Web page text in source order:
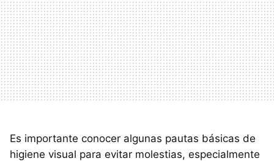
Es importante conocer algunas pautas básicas de
higiene visual para evitar molestias, especialmente